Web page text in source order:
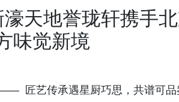
天地誉珑轩携手
味觉新境
匠艺传承遇星厨巧思，共谱可品